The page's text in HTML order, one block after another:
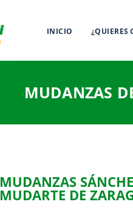
INICIO ¿QUIERES
MUDANZAS
MUDANZAS
MUDARTE DE